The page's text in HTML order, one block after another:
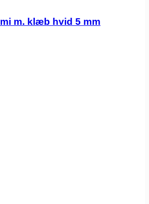
m. klæb hvid 5 mm